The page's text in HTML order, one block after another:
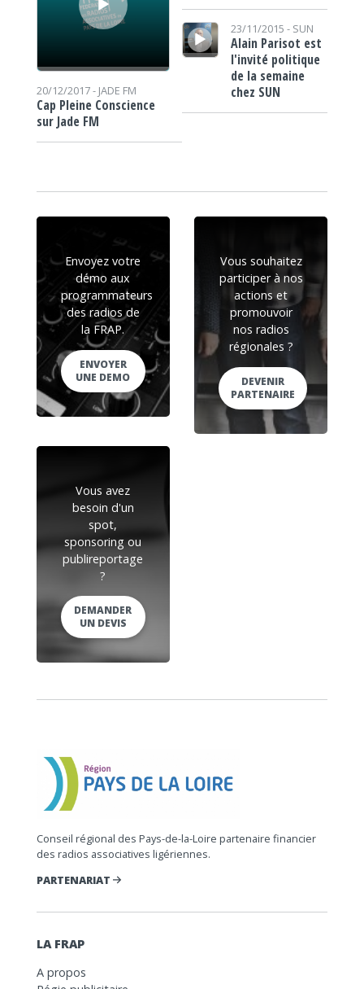
20/12/2017 - JADE FM
Cap Pleine Conscience
sur Jade FM
Lecteur audio
23/11/2015 - SUN
Alain Parisot est
l'invité politique
de la semaine
chez SUN
Envoyez votre
démo aux
programmateurs
des radios de
la FRAP.
ENVOYER
UNE DEMO
Vous souhaitez
participer à nos
actions et
promouvoir
nos radios
régionales ?
DEVENIR
PARTENAIRE
Vous avez
besoin d'un
spot,
sponsoring ou
publireportage
?
DEMANDER
UN DEVIS
Conseil régional des Pays-de-la-Loire partenaire financier
des radios associatives ligériennes.
PARTENARIAT
LA FRAP
A propos